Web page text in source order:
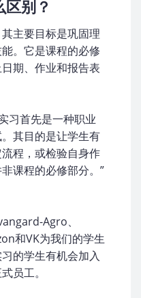
别？
主要目标是巩固理
。它是课程的必修
期、作业和报告表
习首先是一种职业
其目的是让学生有
程，或检验自身作
课程的必修部分。”
Agro、
和VK为我们的学生
的学生有机会加入
员工。